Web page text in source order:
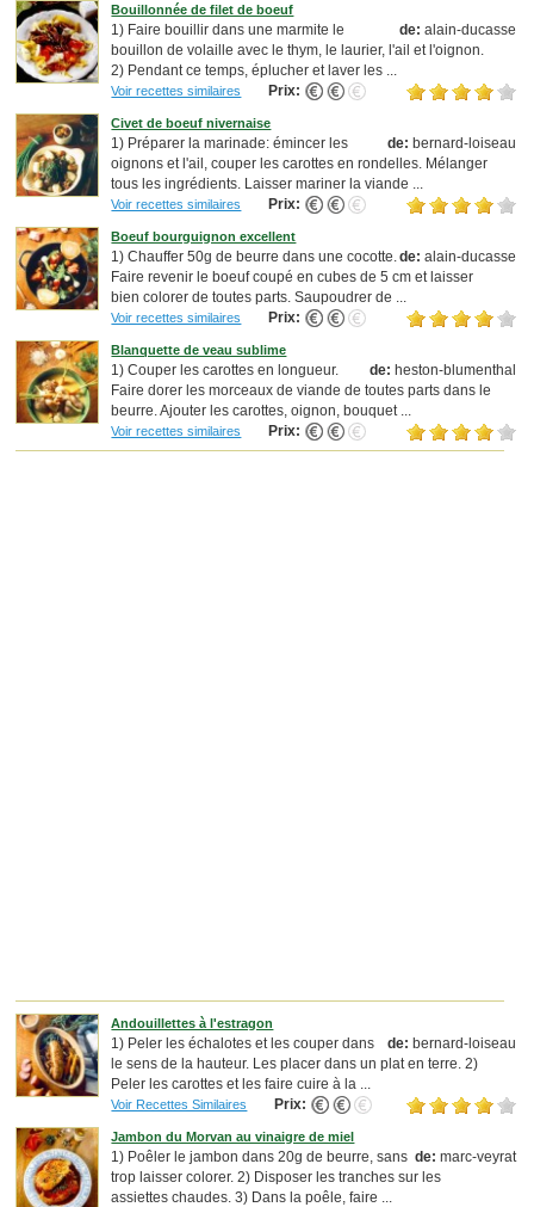
Bouillonnée de filet de boeuf
de: alain-ducasse
1) Faire bouillir dans une marmite le
bouillon de volaille avec le thym, le laurier, l'ail et l'oignon.
2) Pendant ce temps, éplucher et laver les ...
Voir recettes similaires Prix:
Civet de boeuf nivernaise
de: bernard-loiseau
1) Préparer la marinade: émincer les
oignons et l'ail, couper les carottes en rondelles. Mélanger
tous les ingrédients. Laisser mariner la viande ...
Voir recettes similaires Prix:
Boeuf bourguignon excellent
de: alain-ducasse
1) Chauffer 50g de beurre dans une cocotte.
Faire revenir le boeuf coupé en cubes de 5 cm et laisser
bien colorer de toutes parts. Saupoudrer de ...
Voir recettes similaires Prix:
Blanquette de veau sublime
de: heston-blumenthal
1) Couper les carottes en longueur.
Faire dorer les morceaux de viande de toutes parts dans le
beurre. Ajouter les carottes, oignon, bouquet ...
Voir recettes similaires Prix:
Andouillettes à l'estragon
de: bernard-loiseau
1) Peler les échalotes et les couper dans
le sens de la hauteur. Les placer dans un plat en terre. 2)
Peler les carottes et les faire cuire à la ...
Voir Recettes Similaires Prix:
Jambon du Morvan au vinaigre de miel
de: marc-veyrat
1) Poêler le jambon dans 20g de beurre, sans
trop laisser colorer. 2) Disposer les tranches sur les
assiettes chaudes. 3) Dans la poêle, faire ...